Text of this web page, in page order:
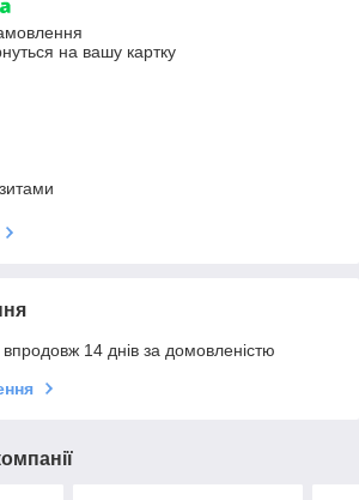
на вашу картку
14 днів за домовленістю